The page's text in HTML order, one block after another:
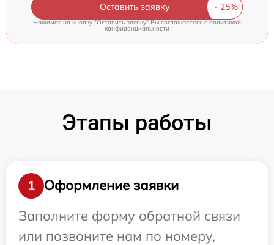
Оставить заявку
Нажимая на кнопку "Оставить заявку" Вы соглашаетесь cполитикой
конфиденциальности
Этапы работы
1
Оформление заявки
Заполните форму обратной связи
или позвоните нам по номеру,